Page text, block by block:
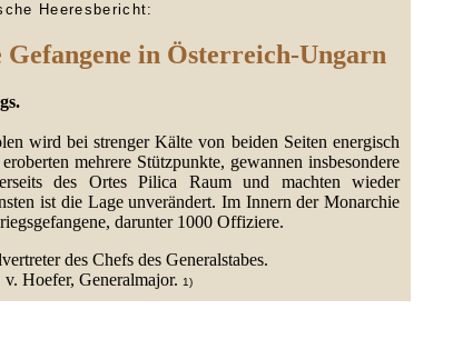
Heeresbericht:
Gefangene in Österreich-Ungarn
wird bei strenger Kälte von beiden Seiten energisch
mehrere Stützpunkte, gewannen insbesondere
des Ortes Pilica Raum und machten wieder
ist die Lage unverändert. Im Innern der Monarchie
darunter 1000 Offiziere.
des Chefs des Generalstabes.
v. Hoefer, Generalmajor. 1)